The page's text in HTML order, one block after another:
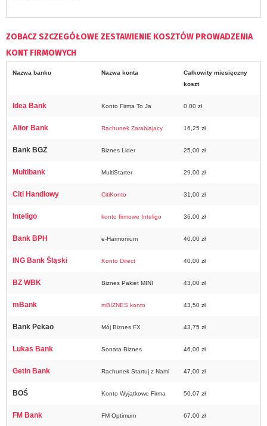
ZOBACZ SZCZEGÓŁOWE ZESTAWIENIE KOSZTÓW PROWADZENIA
KONT FIRMOWYCH
Nazwa banku Nazwa konta
Całkowity miesięczny
koszt
Idea Bank Konto Firma To Ja 0,00 zł
Alior Bank Rachunek Zarabiajacy 16,25 zł
Bank BGŻ Biznes Lider 25,00 zł
Multibank MultiStarter 29,00 zł
Citi Handlowy CitiKonto 31,00 zł
Inteligo konto firmowe Inteligo 36,00 zł
Bank BPH e-Harmonium 40,00 zł
ING Bank Śląski Konto Direct 40,00 zł
BZ WBK Biznes Pakiet MINI 43,00 zł
mBank mBIZNES konto 43,50 zł
Bank Pekao Mój Biznes FX 43,75 zł
Lukas Bank Sonata Biznes 46,00 zł
Getin Bank Rachunek Startuj z Nami 47,00 zł
BOŚ Konto Wyjątkowe Firma 50,07 zł
FM Bank FM Optimum 67,00 zł